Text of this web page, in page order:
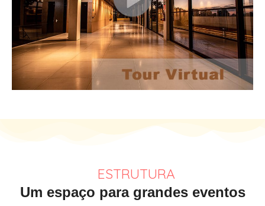
ESTRUTURA
Um espaço para grandes eventos